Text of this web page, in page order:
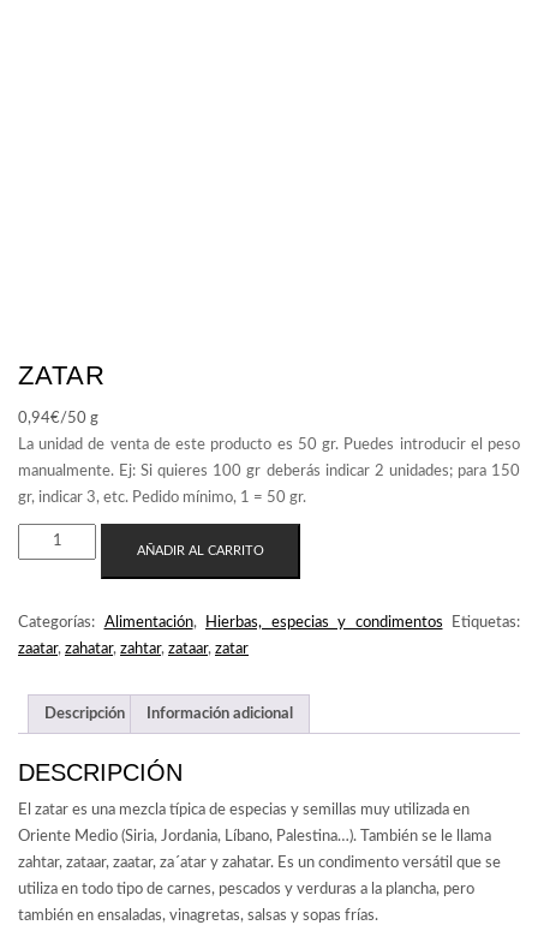
ZATAR
0,94€/50 g
ZATAR
CANTIDAD
AÑADIR AL CARRITO
Categorías: Alimentación, Hierbas, especias y condimentos
Etiquetas:
zaatar, zahatar, zahtar, zataar, zatar
Descripción Información adicional
DESCRIPCIÓN
El zatar es una mezcla típica de especias y semillas muy utilizada en
Oriente Medio (Siria, Jordania, Líbano, Palestina…). También se le llama
zahtar, zataar, zaatar, za´atar y zahatar. Es un condimento versátil que se
utiliza en todo tipo de carnes, pescados y verduras a la plancha, pero
también en ensaladas, vinagretas, salsas y sopas frías.